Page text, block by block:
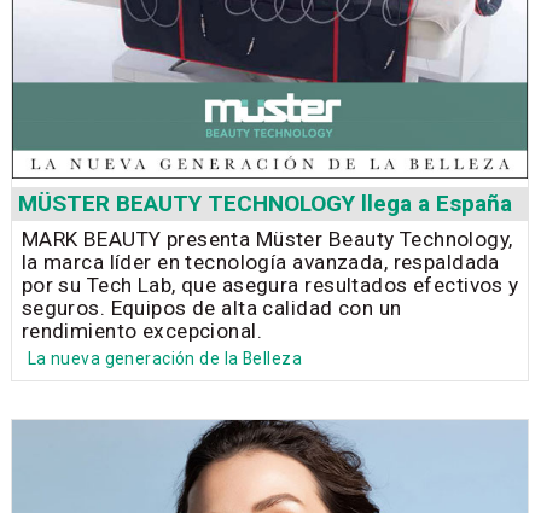
MÜSTER BEAUTY TECHNOLOGY llega a España
MARK BEAUTY presenta Müster Beauty Technology,
la marca líder en tecnología avanzada, respaldada
por su Tech Lab, que asegura resultados efectivos y
seguros. Equipos de alta calidad con un
rendimiento excepcional.
La nueva generación de la Belleza